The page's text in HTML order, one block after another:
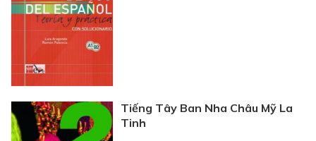
Tiếng Tây Ban Nha Châu Mỹ La
Tinh